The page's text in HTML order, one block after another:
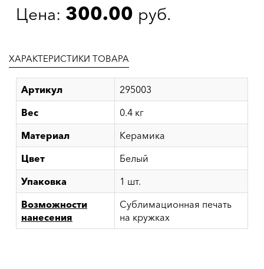
Цена: 300.00 руб.
ХАРАКТЕРИСТИКИ ТОВАРА
Артикул
295003
Вес
0.4 кг
Материал
Керамика
Цвет
Белый
Упаковка
1 шт.
Возможности
нанесения
Сублимационная печать
на кружках